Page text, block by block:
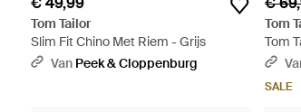
Tom Tailor
Slim Fit Chino Met Riem - Grijs
Van Peek & Cloppenburg
Tom
Tom
Groen
SALE